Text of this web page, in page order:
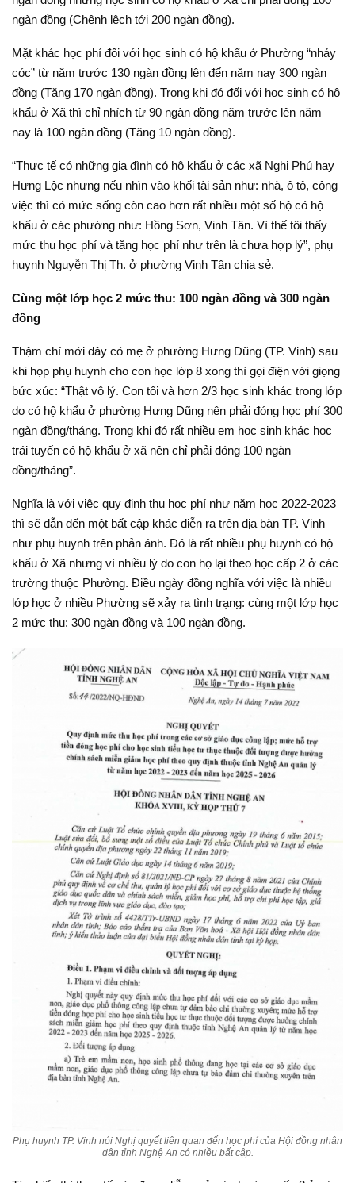
ngàn đồng (Chênh lệch tới 200 ngàn đồng).
Mặt khác học phí đối với học sinh có hộ khẩu ở Phường “nhảy
cóc” từ năm trước 130 ngàn đồng lên đến năm nay 300 ngàn
đồng (Tăng 170 ngàn đồng). Trong khi đó đối với học sinh có hộ
khẩu ở Xã thì chỉ nhích từ 90 ngàn đồng năm trước lên năm
nay là 100 ngàn đồng (Tăng 10 ngàn đồng).
“Thực tế có những gia đình có hộ khẩu ở các xã Nghi Phú hay
Hưng Lộc nhưng nếu nhìn vào khối tài sản như: nhà, ô tô, công
việc thì có mức sống còn cao hơn rất nhiều một số hộ có hộ
khẩu ở các phường như: Hồng Sơn, Vinh Tân. Vì thế tôi thấy
mức thu học phí và tăng học phí như trên là chưa hợp lý”, phụ
huynh Nguyễn Thị Th. ở phường Vinh Tân chia sẻ.
Cùng một lớp học 2 mức thu: 100 ngàn đồng và 300 ngàn
đồng
Thậm chí mới đây có mẹ ở phường Hưng Dũng (TP. Vinh) sau
khi họp phụ huynh cho con học lớp 8 xong thì gọi điện với giọng
bức xúc: “Thật vô lý. Con tôi và hơn 2/3 học sinh khác trong lớp
do có hộ khẩu ở phường Hưng Dũng nên phải đóng học phí 300
ngàn đồng/tháng. Trong khi đó rất nhiều em học sinh khác học
trái tuyến có hộ khẩu ở xã nên chỉ phải đóng 100 ngàn
đồng/tháng”.
Nghĩa là với việc quy định thu học phí như năm học 2022-2023
thì sẽ dẫn đến một bất cập khác diễn ra trên địa bàn TP. Vinh
như phụ huynh trên phản ánh. Đó là rất nhiều phụ huynh có hộ
khẩu ở Xã nhưng vì nhiều lý do con họ lại theo học cấp 2 ở các
trường thuộc Phường. Điều ngày đồng nghĩa với việc là nhiều
lớp học ở nhiều Phường sẽ xảy ra tình trạng: cùng một lớp học
2 mức thu: 300 ngàn đồng và 100 ngàn đồng.
Phụ huynh TP. Vinh nói Nghị quyết liên quan đến học phí của Hội đồng nhân
dân tỉnh Nghệ An có nhiều bất cập.